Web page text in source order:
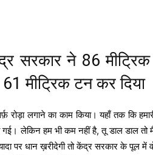
सरकार ने 86
61 मीट्रिक टन कर दिया
लगाने का काम किया। यहाँ तक कि
लेकिन हम भी कम नहीं है, तू डाल डाल तो
पर धान ख़रीदेगी तो केंद्र सरकार के पूल में